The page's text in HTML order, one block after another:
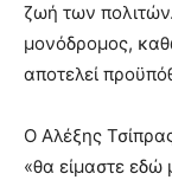
ζωή των
μονόδρομος,
αποτελεί
Ο Αλέξης
«θα είμαστε εδώ